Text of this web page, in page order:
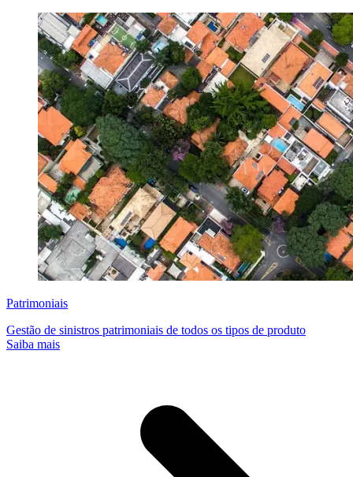
Patrimoniais
Gestão de sinistros patrimoniais de todos os tipos de produto
Saiba mais